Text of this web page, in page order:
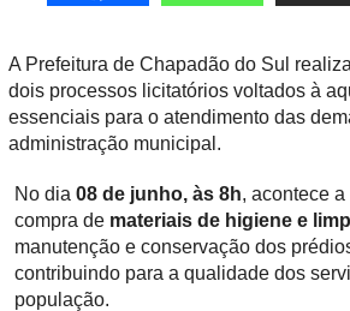
A Prefeitura de Chapadão do Sul
dois processos licitatórios voltados à
essenciais para o atendimento das
administração municipal.
No dia 08 de junho, às 8h, acontece
compra de materiais de higiene e
manutenção e conservação dos
contribuindo para a qualidade dos
população.